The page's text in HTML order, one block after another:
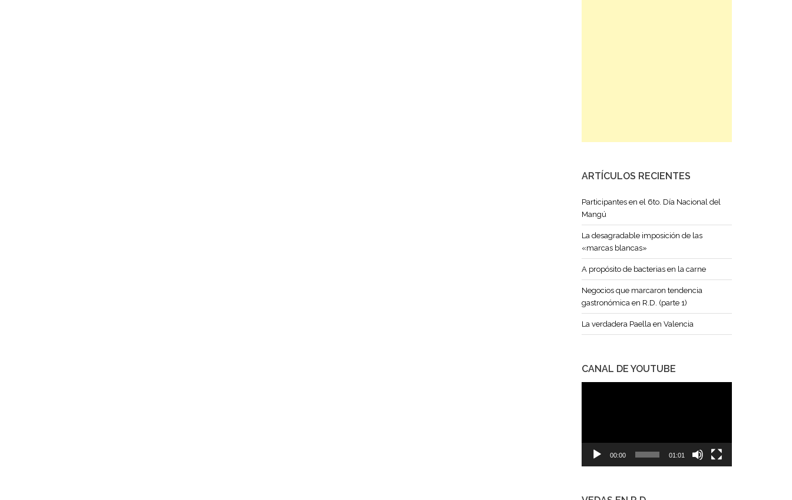
ARTÍCULOS RECIENTES
Participantes en el 6to. Día Nacional del
Mangú
La desagradable imposición de las
«marcas blancas»
A propósito de bacterias en la carne
Negocios que marcaron tendencia
gastronómica en R.D. (parte 1)
La verdadera Paella en Valencia
CANAL DE YOUTUBE
00:00 01:01